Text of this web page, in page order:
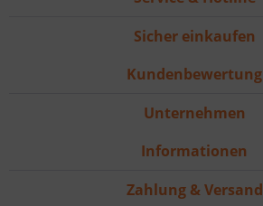
Sicher einkaufen
Kundenbewertung
Unternehmen
Informationen
Zahlung & Versand